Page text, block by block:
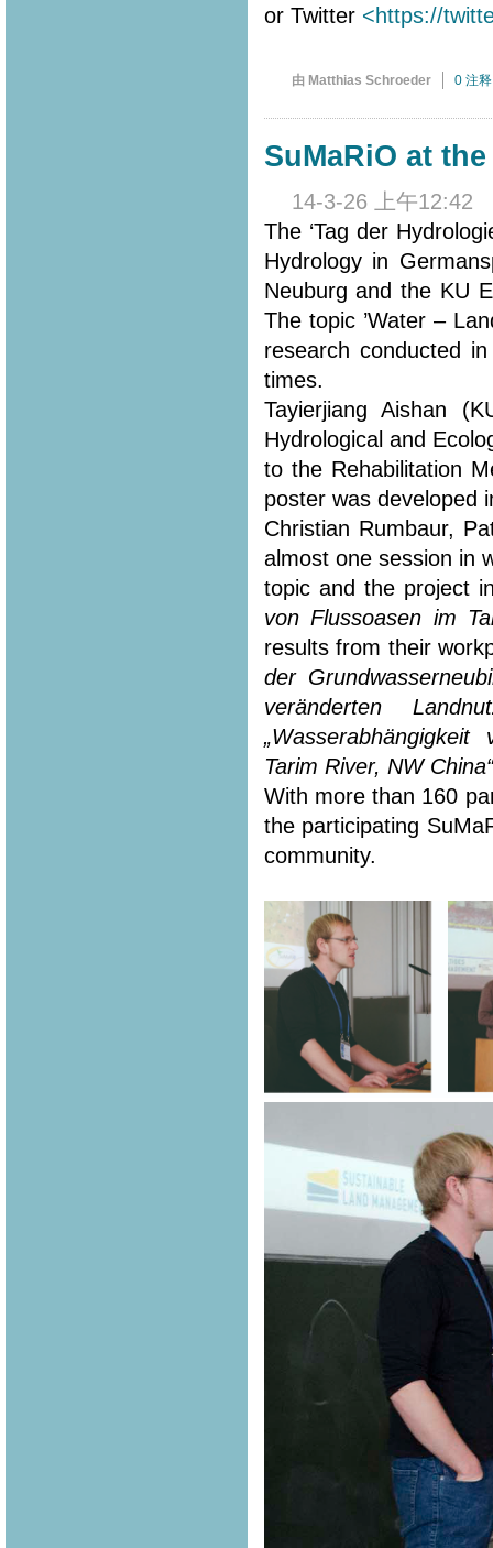
or Twitter <https://
由 Matthias Schroeder 0 注释
SuMaRiO at
14-3-26 上午12:42
The ‘Tag der
Hydrology in
Neuburg and the KU
The topic ’Water –
research conducted
times.
Tayierjiang Aishan
Hydrological and
to the Rehabilitation
poster was developed
Christian Rumbaur,
almost one session in
topic and the project
von Flussoasen im
results from their
der
veränderten
Tarim River, NW China“
With more than 160
the participating
community.